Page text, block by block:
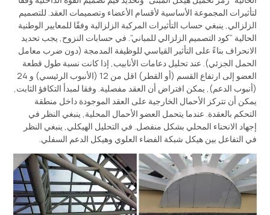
لتأثيرات المجموعة الأساسية لأقسام الأعضاء وتصميمات العقد. للتصميم
الزلزالي, ينبغي حساب التأثيرات المركبة الزلزالية وفقًا للمعايير الوطنية
الحالية “كود التصميم الزلزالي للمباني”. في حسابات النزوح, يجب تحديد
الانحراف بناءً على التأثير القياسي للوظيفة المدمجة (دون ضرب معامل
الحمل الجزئي). عند تحليل دعامات الأنابيب, إذا كانت نسبة طول قطعة
العضو إلى ارتفاع القسم (أو القطر) اقل من 12 (الأنبوب الرئيسي) و 24
(أنبوب الدعم), يمكن افتراض أن العقد مفصلية. وفقا لمبدأ التكافؤ الثابت,
يمكن أن تتركز الأحمال الخارجية على العقد الموجودة داخل منطقة
التحكم بالعقدة. عندما يتحمل العضو الأحمال المحلية, ينبغي النظر في
إجهاد الانحناء المحلي بشكل منفصل. في التحليل الهيكلي, ينبغي النظر
في التفاعل بين هيكل شبكة الفضاء العلوي وهيكل الدعم السفلي.